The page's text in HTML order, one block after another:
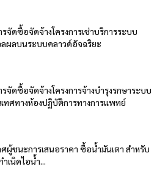
จัดซื้อจัดจ้างโครงการเช่าบริการระบบ
ผลบนระบบคลาวด์อัจฉริยะ
จัดซื้อจัดจ้างโครงการจ้างบำรุงรกษาระบบ
ทศทางห้องปฏิบัติการทางการแพทย์
ผู้ชนะการเสนอราคา ซื้อน้ำมันเตา สำหรับ
ำเนิดไอน้ำ...